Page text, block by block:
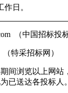
日。
（中国招标投
（特采招标网）
间浏览以上网站
已送达各投标人。